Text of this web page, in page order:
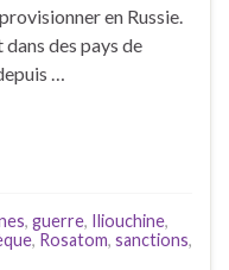
en Russie.
des pays de
…
, guerre, Iliouchine,
, Rosatom, sanctions,